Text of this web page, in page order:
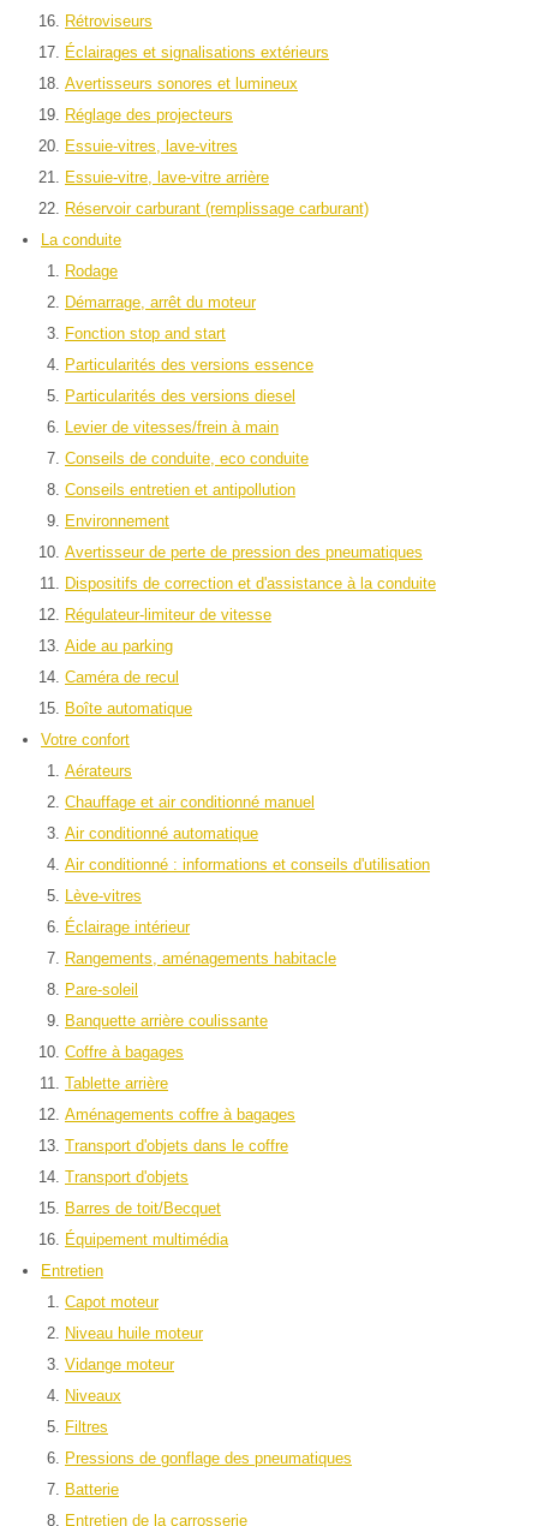
Rétroviseurs
Éclairages et signalisations extérieurs
Avertisseurs sonores et lumineux
Réglage des projecteurs
Essuie-vitres, lave-vitres
Essuie-vitre, lave-vitre arrière
Réservoir carburant (remplissage carburant)
La conduite
Rodage
Démarrage, arrêt du moteur
Fonction stop and start
Particularités des versions essence
Particularités des versions diesel
Levier de vitesses/frein à main
Conseils de conduite, eco conduite
Conseils entretien et antipollution
Environnement
Avertisseur de perte de pression des pneumatiques
Dispositifs de correction et d'assistance à la conduite
Régulateur-limiteur de vitesse
Aide au parking
Caméra de recul
Boîte automatique
Votre confort
Aérateurs
Chauffage et air conditionné manuel
Air conditionné automatique
Air conditionné : informations et conseils d'utilisation
Lève-vitres
Éclairage intérieur
Rangements, aménagements habitacle
Pare-soleil
Banquette arrière coulissante
Coffre à bagages
Tablette arrière
Aménagements coffre à bagages
Transport d'objets dans le coffre
Transport d'objets
Barres de toit/Becquet
Équipement multimédia
Entretien
Capot moteur
Niveau huile moteur
Vidange moteur
Niveaux
Filtres
Pressions de gonflage des pneumatiques
Batterie
Entretien de la carrosserie